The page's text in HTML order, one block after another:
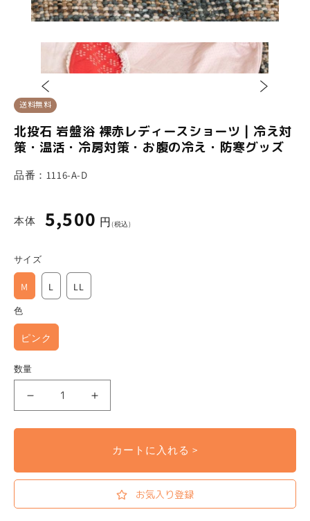
送料無料
北投石 岩盤浴 裸赤レディースショーツ | 冷え対
策・温活・冷房対策・お腹の冷え・防寒グッズ
品番： 1116-A-D
本体 通
常
5,500 円 (税込)
サイズ
M L LL
色
ピンク
数量
盤
北
盤
カートに入れる >
お気入り登録
新着・オススメ ウォーマー サポーター 靴下
お悩みをクリックして、あなたにぴったりの商品を見つけま
眠りのお悩み
お腹のお悩み